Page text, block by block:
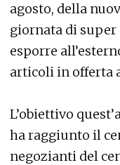
agosto, della
giornata di super
esporre
articoli in offerta
L’obiettivo
ha raggiunto il
negozianti del